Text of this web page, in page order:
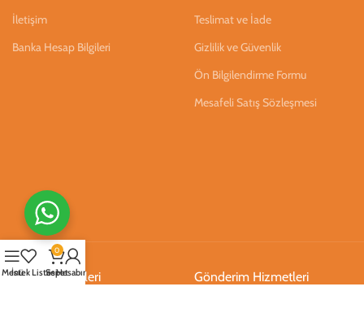
İletişim
Banka Hesap Bilgileri
Teslimat ve İade
Gizlilik ve Güvenlik
Ön Bilgilendirme Formu
Mesafeli Satış Sözleşmesi
Ödeme Hizmetleri Gönderim Hizmetleri
Menüİstek Listesi
0
SepetHesabım